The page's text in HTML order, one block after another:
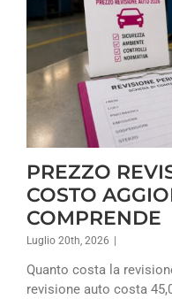
PREZZO
COSTO
COMPRENDE
Luglio 20th, 2026
Quanto costa la
revisione auto costa